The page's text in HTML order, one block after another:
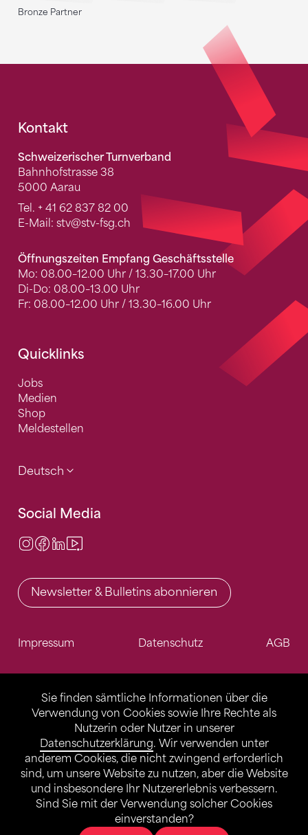
Sie finden sämtliche Informationen über die
Verwendung von Cookies sowie Ihre Rechte als
Nutzerin oder Nutzer in unserer
Datenschutzerklärung. Wir verwenden unter
anderem Cookies, die nicht zwingend erforderlich
sind, um unsere Website zu nutzen, aber die Website
und insbesondere Ihr Nutzererlebnis verbessern.
Sind Sie mit der Verwendung solcher Cookies
einverstanden?
Bronze Partner
Fusszeile
Kontakt
Schweizerischer Turnverband
Bahnhofstrasse 38
5000 Aarau
Tel. + 41 62 837 82 00
E-Mail: stv@stv-fsg.ch
Öffnungszeiten Empfang Geschäftsstelle
Mo: 08.00–12.00 Uhr / 13.30–17.00 Uhr
Di-Do: 08.00–13.00 Uhr
Fr: 08.00–12.00 Uhr / 13.30–16.00 Uhr
Quicklinks
Jobs
Medien
Shop
Meldestellen
Deutsch
Social Media
Instagram
Facebook
LinkedIn
Newsletter & Bulletins abonnieren
Impressum Datenschutz AGB